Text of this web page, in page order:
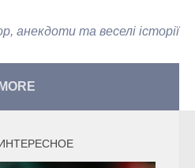
анекдоти та веселі історії
MORE